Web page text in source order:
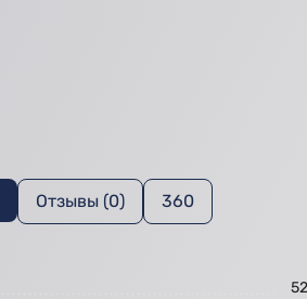
Отзывы (0) 360